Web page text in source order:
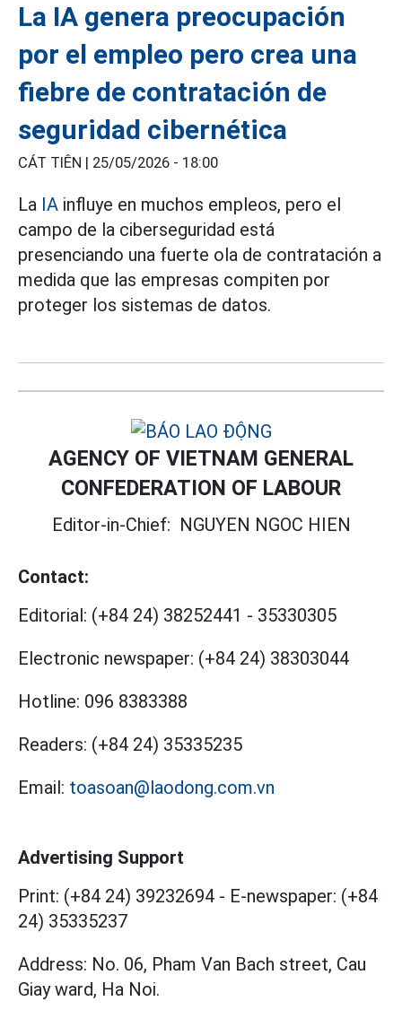
La IA genera preocupación
por el empleo pero crea una
fiebre de contratación de
seguridad cibernética
CÁT TIÊN | 25/05/2026 - 18:00
La IA influye en muchos empleos, pero el
campo de la ciberseguridad está
presenciando una fuerte ola de contratación a
medida que las empresas compiten por
proteger los sistemas de datos.
AGENCY OF VIETNAM GENERAL
CONFEDERATION OF LABOUR
Editor-in-Chief: NGUYEN NGOC HIEN
Contact:
Editorial: (+84 24) 38252441 - 35330305
Electronic newspaper: (+84 24) 38303044
Hotline: 096 8383388
Readers: (+84 24) 35335235
Email: toasoan@laodong.com.vn
Advertising Support
Print: (+84 24) 39232694 - E-newspaper: (+84
24) 35335237
Address: No. 06, Pham Van Bach street, Cau
Giay ward, Ha Noi.